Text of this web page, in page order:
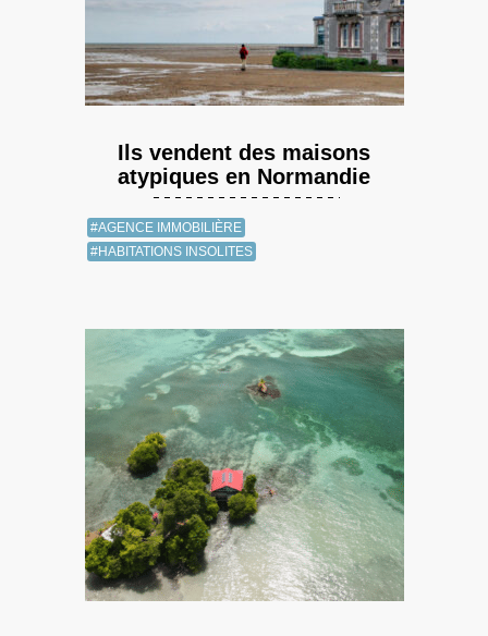
Ils vendent des maisons
atypiques en Normandie
#AGENCE IMMOBILIÈRE
#HABITATIONS INSOLITES